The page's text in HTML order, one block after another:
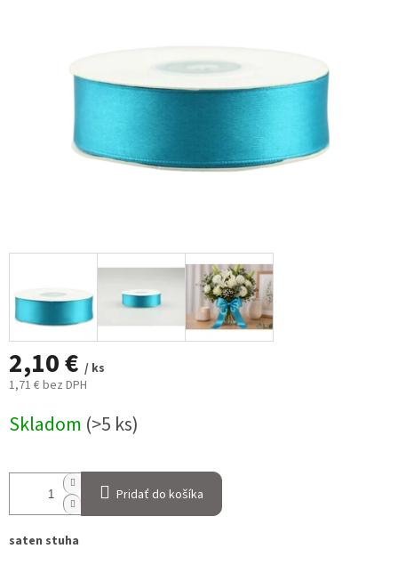
2,10 € / ks
1,71 € bez DPH
cena:
Skladom (>5 ks)
Pridať do košíka
saten stuha